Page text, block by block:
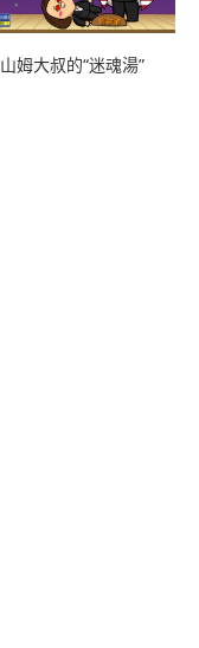
山姆大叔的“迷魂湯”